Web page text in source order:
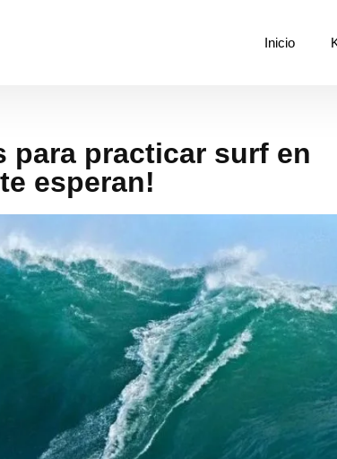
Inicio
para practicar surf en
esperan!